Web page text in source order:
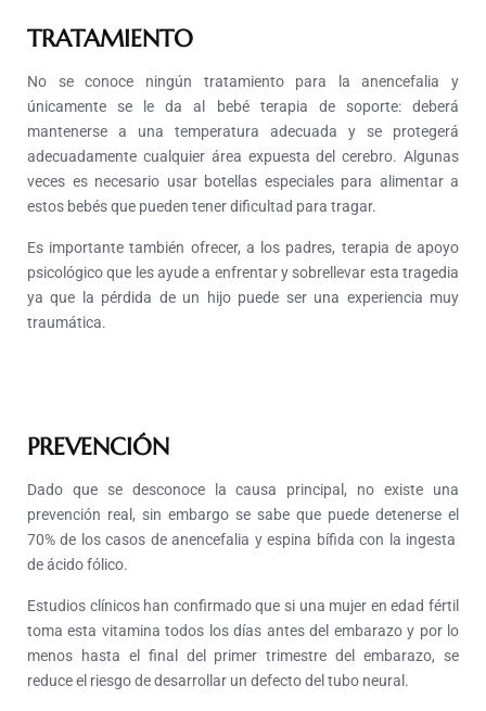
TRATAMIENTO
No se conoce ningún tratamiento para la anencefalia y
únicamente se le da al bebé terapia de soporte: deberá
mantenerse a una temperatura adecuada y se protegerá
adecuadamente cualquier área expuesta del cerebro. Algunas
veces es necesario usar botellas especiales para alimentar a
estos bebés que pueden tener dificultad para tragar.
Es importante también ofrecer, a los padres, terapia de apoyo
psicológico que les ayude a enfrentar y sobrellevar esta tragedia
ya que la pérdida de un hijo puede ser una experiencia muy
traumática.
PREVENCIÓN
Dado que se desconoce la causa principal, no existe una
prevención real, sin embargo se sabe que puede detenerse el
70% de los casos de anencefalia y espina bífida con la ingesta
de ácido fólico.
Estudios clínicos han confirmado que si una mujer en edad fértil
toma esta vitamina todos los días antes del embarazo y por lo
menos hasta el final del primer trimestre del embarazo, se
reduce el riesgo de desarrollar un defecto del tubo neural.